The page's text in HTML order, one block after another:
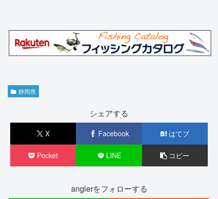
静岡県
シェアする
X Facebook はてブ
Pocket LINE コピー
anglerをフォローする